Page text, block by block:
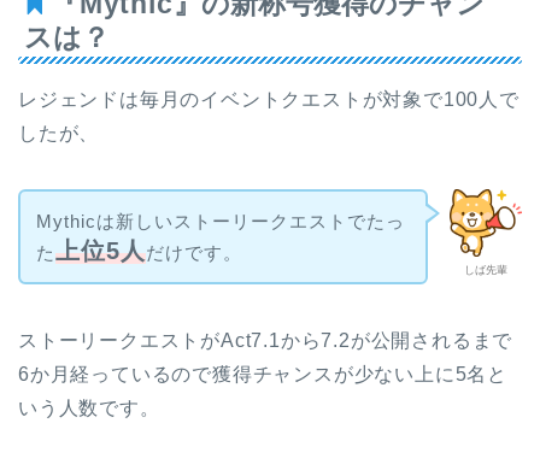
スは？
レジェンドは毎月のイベントクエストが対象で100人で
したが、
しば先輩
Mythicは新しいストーリークエストでたっ
た上位5人だけです。
ストーリークエストがAct7.1から7.2が公開されるまで
6か月経っているので獲得チャンスが少ない上に5名と
いう人数です。